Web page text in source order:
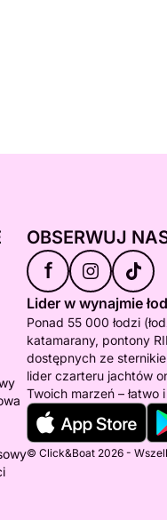
OBSERWUJ
f
Lider w wynajmie
Ponad 55 000 łodzi
katamarany, pontony
dostępnych ze
lider czarteru jachtów
Twoich marzeń – łatwo
© Click&Boat 2026 -